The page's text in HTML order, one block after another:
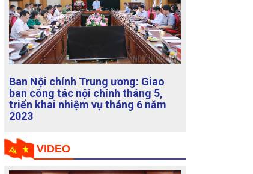
Cuộc họp Thường trực Ban Chỉ đạo
và Thường trực Tổ biên tập xây
dựng Đề án "Tổng kết việc thực
hiện Chỉ thị số 33-CT/TW, ngày
tăng cường sự lãnh đạo của Đảng
đối với việc kê khai và kiểm soát
việc kê khai tài sản"